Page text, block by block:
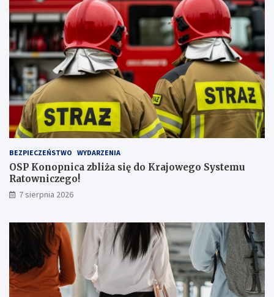
ż
s
z
ą
l
c
z
b
ą
a
a
ż
e
r
!
BEZPIECZEŃSTWO WYDARZENIA
OSP Konopnica zbliża się do Krajowego Systemu
Ratowniczego!
7 sierpnia 2026